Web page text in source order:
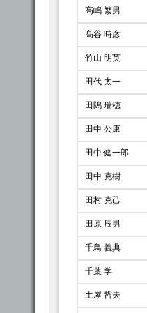
高嶋 繁男
髙谷 時彦
竹山 明英
田代 太一
田隝 瑞穂
田中 公康
田中 健一郎
田中 克樹
田村 克己
田原 辰男
千鳥 義典
千葉 学
土屋 哲夫